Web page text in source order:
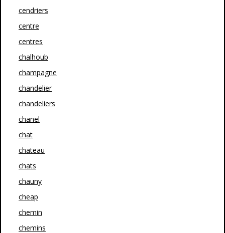
cendriers
centre
centres
chalhoub
champagne
chandelier
chandeliers
chanel
chat
chateau
chats
chauny
cheap
chemin
chemins